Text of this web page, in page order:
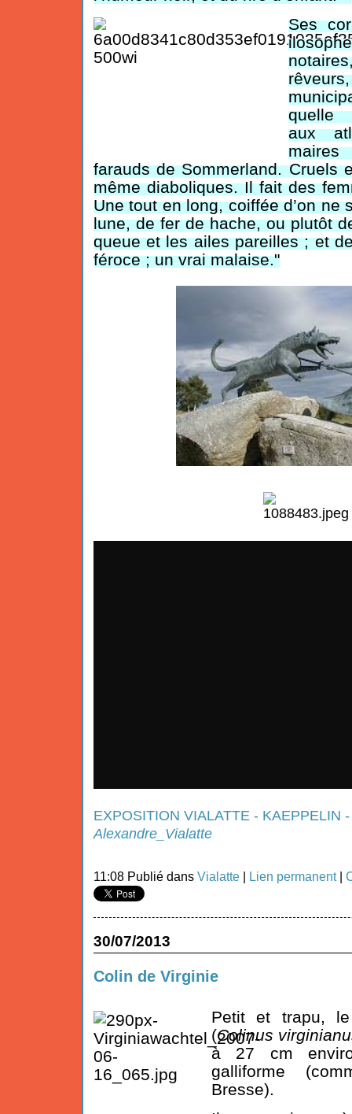
Ses
quelle
aux
farauds de Sommerland. Cruels
même diaboliques. Il fait des
Une tout en long, coiffée d’on ne
lune, de fer de hache, ou plutôt
queue et les ailes pareilles ; et
féroce ; un vrai malaise."
EXPOSITION VIALATTE - KAEPPELIN
Alexandre_Vialatte
11:08 Publié dans Vialatte| Lien permanent|
30/07/2013
Colin de Virginie
Petit et trapu,
(Colinus
à 27 cm
galliforme
Bresse).